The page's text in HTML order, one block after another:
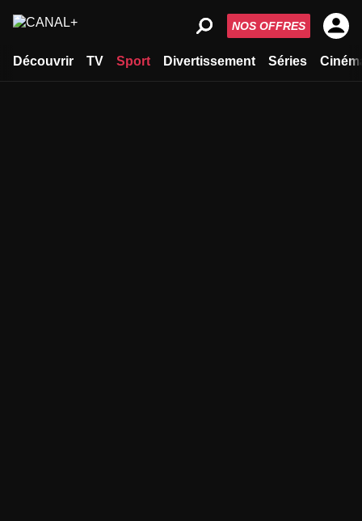
Découvrir TV Sport Divertissement Séries
NOS OFFRES